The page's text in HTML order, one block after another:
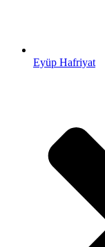
Eyüp Hafriyat